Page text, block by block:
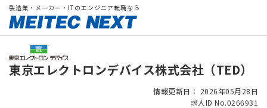
製造業・メーカー・ITのエンジニア転職なら
東京エレクトロンデバイス株式会社（TED）
情報更新日： 2026年05月28日
求人ID No.0266931